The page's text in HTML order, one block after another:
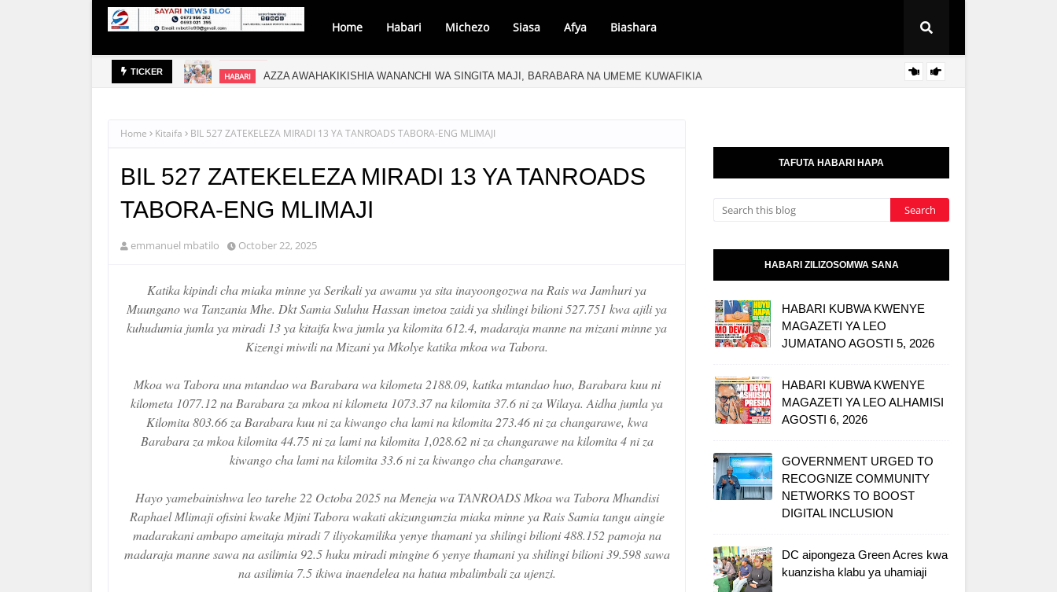
Home Habari Michezo Siasa Afya Biashara
TICKER HABARI AZZA AWAHAKIKISHIA WANANCHI WA SINGITA MAJI, BARABARA NA UMEME KUWAFIKIA
Home Kitaifa BIL 527 ZATEKELEZA MIRADI 13 YA TANROADS TABORA-ENG MLIMAJI
BIL 527 ZATEKELEZA MIRADI 13 YA TANROADS
TABORA-ENG MLIMAJI
emmanuel mbatilo October 22, 2025
Katika kipindi cha miaka minne ya Serikali ya awamu ya sita inayoongozwa na Rais wa Jamhuri ya
Muungano wa Tanzania Mhe. Dkt Samia Suluhu Hassan imetoa zaidi ya shilingi bilioni 527.751 kwa ajili ya
kuhudumia jumla ya miradi 13 ya kitaifa kwa jumla ya kilomita 612.4, madaraja manne na mizani minne ya
Kizengi miwili na Mizani ya Mkolye katika mkoa wa Tabora.
Mkoa wa Tabora una mtandao wa Barabara wa kilometa 2188.09, katika mtandao huo, Barabara kuu ni
kilometa 1077.12 na Barabara za mkoa ni kilometa 1073.37 na kilomita 37.6 ni za Wilaya. Aidha jumla ya
Kilomita 803.66 za Barabara kuu ni za kiwango cha lami na kilomita 273.46 ni za changarawe, kwa
Barabara za mkoa kilomita 44.75 ni za lami na kilomita 1,028.62 ni za changarawe na kilomita 4 ni za
kiwango cha lami na kilomita 33.6 ni za kiwango cha changarawe.
Hayo yamebainishwa leo tarehe 22 Octoba 2025 na Meneja wa TANROADS Mkoa wa Tabora Mhandisi
Raphael Mlimaji ofisini kwake Mjini Tabora wakati akizungumzia miaka minne ya Rais Samia tangu aingie
madarakani ambapo ameitaja miradi 7 iliyokamilika yenye thamani ya shilingi bilioni 488.152 pamoja na
madaraja manne sawa na asilimia 92.5 huku miradi mingine 6 yenye thamani ya shilingi bilioni 39.598 sawa
na asilimia 7.5 ikiwa inaendelea na hatua mbalimbali za ujenzi.
TAFUTA HABARI HAPA
HABARI ZILIZOSOMWA SANA
HABARI KUBWA KWENYE
MAGAZETI YA LEO
JUMATANO AGOSTI 5, 2026
HABARI KUBWA KWENYE
MAGAZETI YA LEO ALHAMISI
AGOSTI 6, 2026
GOVERNMENT URGED TO
RECOGNIZE COMMUNITY
NETWORKS TO BOOST
DIGITAL INCLUSION
DC aipongeza Green Acres kwa
kuanzisha klabu ya uhamiaji